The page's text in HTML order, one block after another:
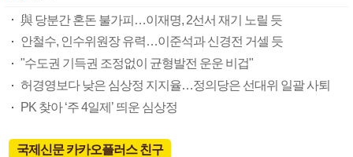
與 당분간 혼돈 불가피…이재명, 2선서 재기 노릴 듯
안철수, 인수위원장 유력…이준석과 신경전 거셀 듯
"수도권 기득권 조정없이 균형발전 운운 비겁"
허경영보다 낮은 심상정 지지율…정의당은 선대위 일괄 사퇴
PK 찾아 ‘주 4일제’ 띄운 심상정
국제신문 카카오플러스 친구